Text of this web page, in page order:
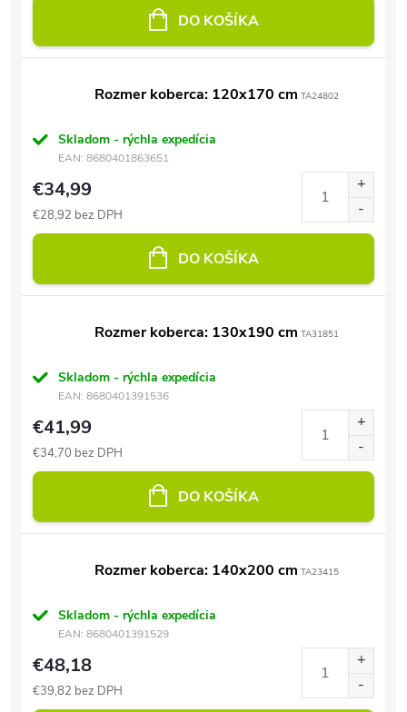
DO KOŠÍKA
Rozmer koberca: 120x170 cm TA24802
Skladom - rýchla expedícia
EAN: 8680401863651
€34,99
€28,92 bez DPH
DO KOŠÍKA
Rozmer koberca: 130x190 cm TA31851
Skladom - rýchla expedícia
EAN: 8680401391536
€41,99
€34,70 bez DPH
DO KOŠÍKA
Rozmer koberca: 140x200 cm TA23415
Skladom - rýchla expedícia
EAN: 8680401391529
€48,18
€39,82 bez DPH